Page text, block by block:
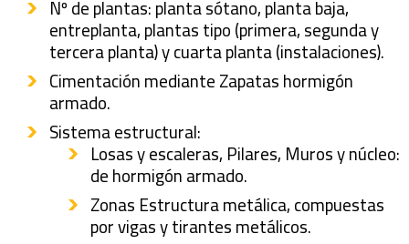
Nº de plantas: planta sótano, planta baja,
entreplanta, plantas tipo (primera, segunda y
tercera planta) y cuarta planta (instalaciones).
Cimentación mediante Zapatas hormigón
armado.
Sistema estructural:
Losas y escaleras, Pilares, Muros y núcleo:
de hormigón armado.
Zonas Estructura metálica, compuestas
por vigas y tirantes metálicos.